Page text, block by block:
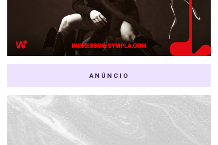
ANÚNCIO